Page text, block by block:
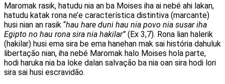
Maromak rasik, hatudu nia an ba Moises iha ai nebé ahi lakan,
hatudu katak rona ne’e característica distintiva (marcante)
husi nian an rasik “hau hare duni hau nia povo nia susar iha
Egipto no hau rona sira nia hakilar”(Ex 3,7). Rona lian halerik
(hakilar) husi ema sira be ema hanehan mak sai história dahuluk
libertação nian, iha nebé Maromak halo Moises hola parte,
hodi haruka nia ba loke dalan salvação ba nia oan sira hodi lori
sira sai husi escravidão.